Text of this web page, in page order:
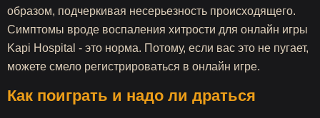
образом, подчеркивая несерьезность происходящего.
Симптомы вроде воспаления хитрости для онлайн игры
Kapi Hospital - это норма. Потому, если вас это не пугает,
можете смело регистрироваться в онлайн игре.
Как поиграть и надо ли драться